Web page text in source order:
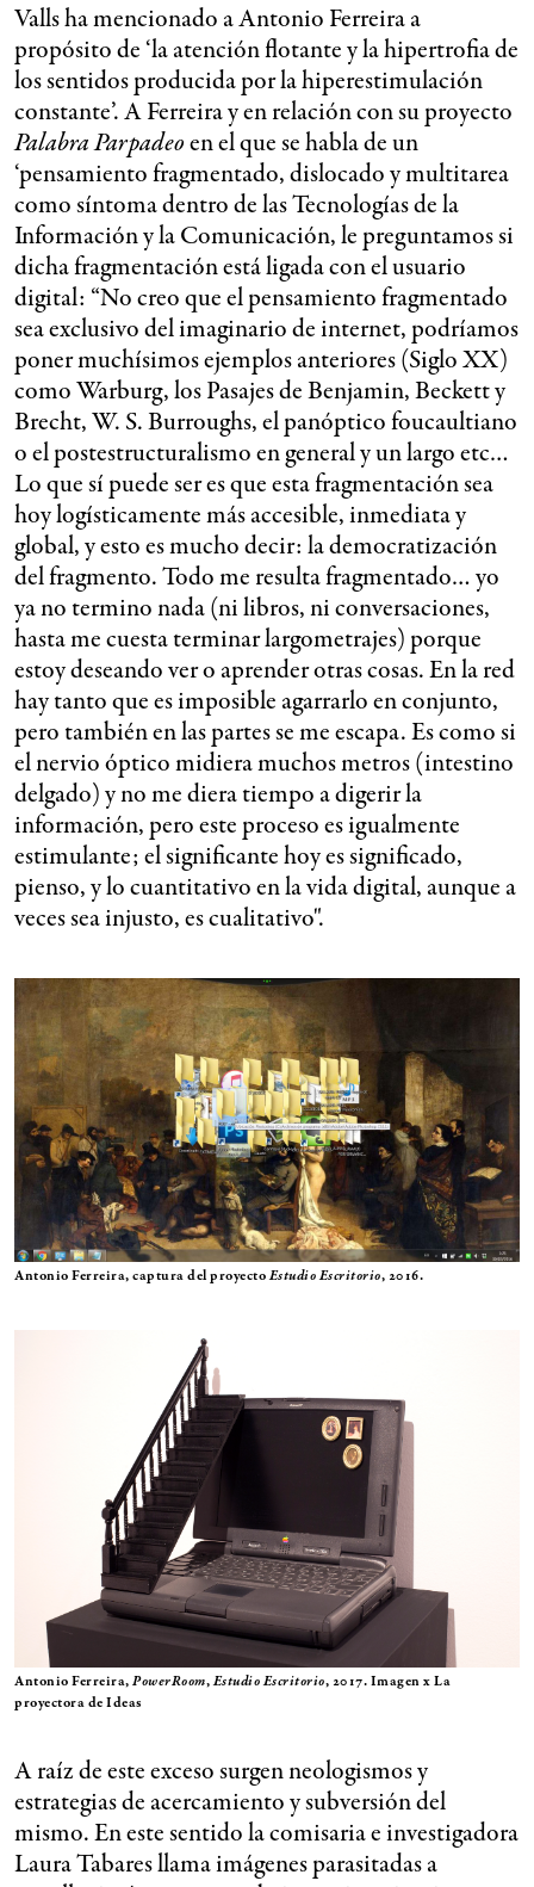
Valls ha mencionado a Antonio Ferreira a
propósito de ‘la atención flotante y la hipertrofia de
los sentidos producida por la hiperestimulación
constante’. A Ferreira y en relación con su proyecto
Palabra Parpadeoen el que se habla de un
‘pensamiento fragmentado, dislocado y multitarea
como síntoma dentro de las Tecnologías de la
Información y la Comunicación, le preguntamos si
dicha fragmentación está ligada con el usuario
digital: “No creo que el pensamiento fragmentado
sea exclusivo del imaginario de internet, podríamos
poner muchísimos ejemplos anteriores (Siglo XX)
como Warburg, los Pasajes de Benjamin, Beckett y
Brecht, W. S. Burroughs, el panóptico foucaultiano
o el postestructuralismo en general y un largo etc…
Lo que sí puede ser es que esta fragmentación sea
hoy logísticamente más accesible, inmediata y
global, y esto es mucho decir: la democratización
del fragmento. Todo me resulta fragmentado… yo
ya no termino nada (ni libros, ni conversaciones,
hasta me cuesta terminar largometrajes) porque
estoy deseando ver o aprender otras cosas. En la red
hay tanto que es imposible agarrarlo en conjunto,
pero también en las partes se me escapa. Es como si
el nervio óptico midiera muchos metros (intestino
delgado) y no me diera tiempo a digerir la
información, pero este proceso es igualmente
estimulante; el significante hoy es significado,
pienso, y lo cuantitativo en la vida digital, aunque a
veces sea injusto, es cualitativo".
Antonio Ferreira, captura del proyectoEstudio Escritorio, 2016.
Antonio Ferreira,PowerRoom,Estudio Escritorio, 2017. Imagen x La
proyectora de Ideas
A raíz de este exceso surgen neologismos y
estrategias de acercamiento y subversión del
mismo. En este sentido la comisaria e investigadora
Laura Tabares llama imágenes parasitadas a